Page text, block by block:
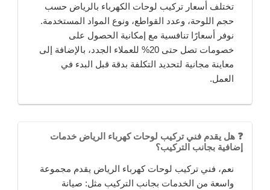
تختلف أسعار تركيب لوحات الكهرباء بالرياض حسب
حجم اللوحة، وعدد القواطع، ونوع المواد المستخدمة.
نوفر أسعارًا تنافسية مع إمكانية الحصول على
خصومات تصل حتى 20% للعملاء الجدد، بالإضافة إلى
معاينة مجانية لتحديد التكلفة بدقة قبل البدء في
العمل.
❓ هل يقدم فني تركيب لوحات كهرباء الرياض خدمات
إضافية بجانب التركيب؟
نعم، فني تركيب لوحات كهرباء الرياض يقدم مجموعة
واسعة من الخدمات بجانب التركيب مثل: صيانة